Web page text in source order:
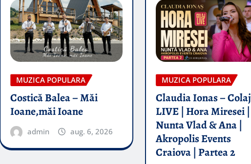
MUZICA POPULARA
Costică Balea – Măi
Ioane,măi Ioane
admin aug. 6, 2026
MUZICA POPULARA
Claudia Ionas – Colaj
LIVE | Hora Miresei |
Nunta Vlad & Ana |
Akropolis Events
Craiova | Partea 2